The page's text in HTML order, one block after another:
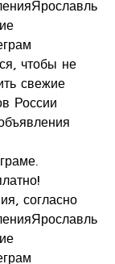
чтобы не
свежие
России
согласно